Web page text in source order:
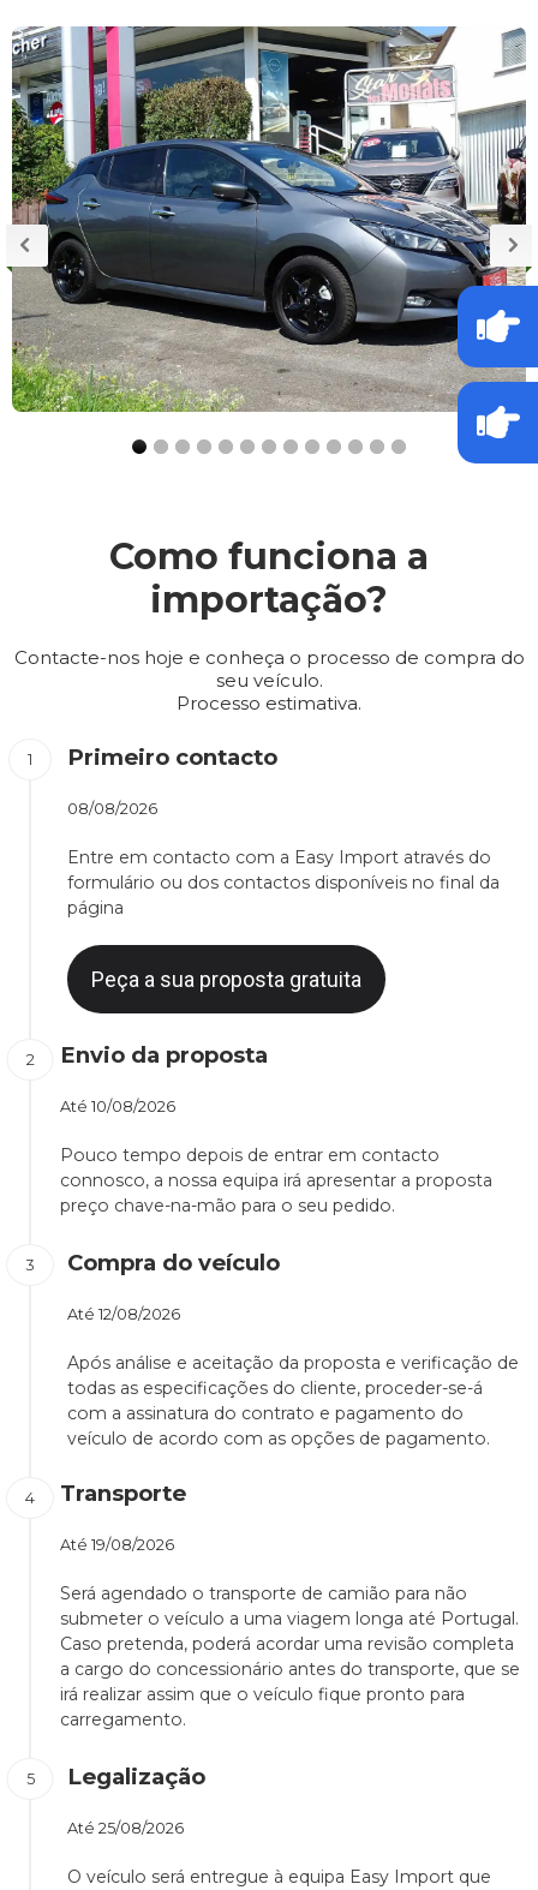
Como funciona a
importação?
Contacte-nos hoje e conheça o processo de compra do
seu veículo.
Processo estimativa.
Primeiro contacto
08/08/2026
Entre em contacto com a Easy Import através do
formulário ou dos contactos disponíveis no final da
página
Peça a sua proposta gratuita
Envio da proposta
Até 10/08/2026
Pouco tempo depois de entrar em contacto
connosco, a nossa equipa irá apresentar a proposta
preço chave-na-mão para o seu pedido.
Compra do veículo
Até 12/08/2026
Após análise e aceitação da proposta e verificação de
todas as especificações do cliente, proceder-se-á
com a assinatura do contrato e pagamento do
veículo de acordo com as opções de pagamento.
Transporte
Até 19/08/2026
Será agendado o transporte de camião para não
submeter o veículo a uma viagem longa até Portugal.
Caso pretenda, poderá acordar uma revisão completa
a cargo do concessionário antes do transporte, que se
irá realizar assim que o veículo fique pronto para
carregamento.
Legalização
Até 25/08/2026
O veículo será entregue à equipa Easy Import que